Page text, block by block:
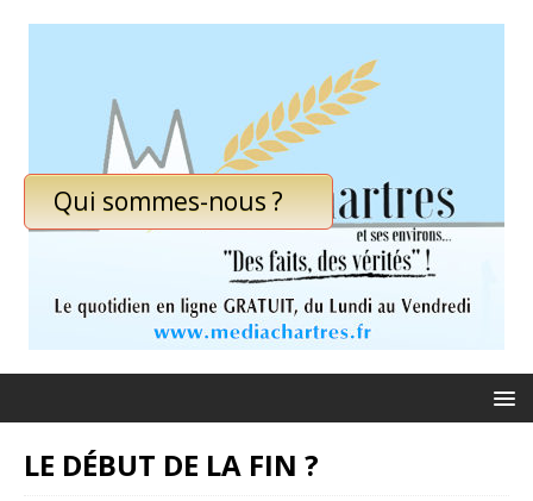
Qui sommes-nous ?
LE DÉBUT DE LA FIN ?